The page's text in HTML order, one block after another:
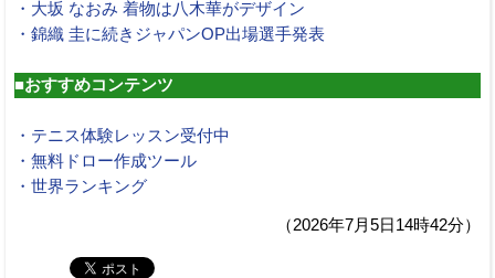
・大坂 なおみ 着物は八木華がデザイン
・錦織 圭に続きジャパンOP出場選手発表
■おすすめコンテンツ
・テニス体験レッスン受付中
・無料ドロー作成ツール
・世界ランキング
（2026年7月5日14時42分）